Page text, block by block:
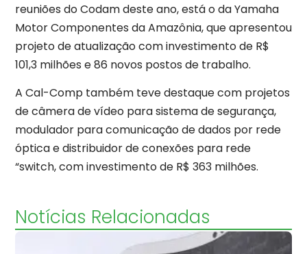
reuniões do Codam deste ano, está o da Yamaha
Motor Componentes da Amazônia, que apresentou
projeto de atualização com investimento de R$
101,3 milhões e 86 novos postos de trabalho.
A Cal-Comp também teve destaque com projetos
de câmera de vídeo para sistema de segurança,
modulador para comunicação de dados por rede
óptica e distribuidor de conexões para rede
“switch, com investimento de R$ 363 milhões.
Notícias Relacionadas